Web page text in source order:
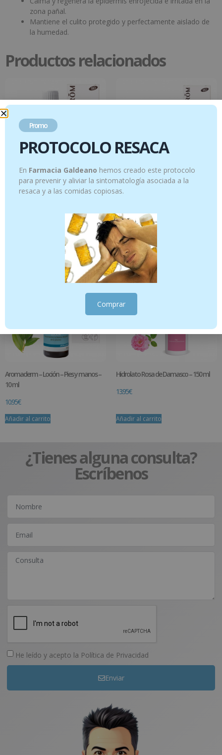
zona pañal.
Mantiene el culito protegido y perfectamente aislado de
la humedad.
Productos relacionados
Rosa mosqueta – 50 ml
Aromaderm – Loción fongiarom – 10
14.95€
Añadir al carrito
Aromaderm – Loción – Pies y manos –
10 ml
10.95€
Añadir al carrito
Hidrolato Rosa de Damasco – 150 ml
13.95€
Añadir al carrito
¿Tienes alguna consulta?
Escríbenos
He leído y acepto la Política de Privacidad
Enviar
Promo
PROTOCOLO RESACA
En Farmacia Galdeano hemos creado este protocolo
para prevenir y aliviar la sintomatología asociada a la
resaca y a las comidas copiosas.
Comprar